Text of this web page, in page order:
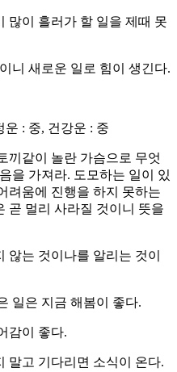
많이 흘러가 할 일을 제때 못
니 새로운 일로 힘이 생긴다.
운 : 중, 건강운 : 중
끼같이 놀란 가슴으로 무엇
을 가져라. 도모하는 일이 있
려움에 진행을 하지 못하는
곧 멀리 사라질 것이니 뜻을
않는 것이나를 알리는 것이
일은 지금 해봄이 좋다.
감이 좋다.
말고 기다리면 소식이 온다.